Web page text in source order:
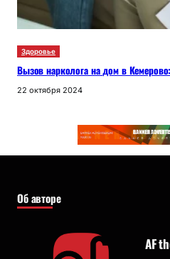
Здоровье
Вызов нарколога на дом в
22 октября 2024
Об авторе
AF